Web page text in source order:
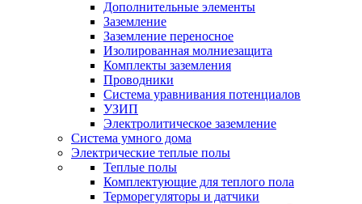
Дополнительные элементы
Заземление
Заземление переносное
Изолированная молниезащита
Комплекты заземления
Проводники
Система уравнивания потенциалов
УЗИП
Электролитическое заземление
Система умного дома
Электрические теплые полы
Теплые полы
Комплектующие для теплого пола
Терморегуляторы и датчики